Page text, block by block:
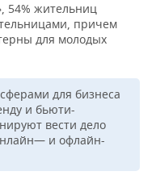
54% жительниц
причем
для молодых
для бизнеса
и бьюти-
вести дело
и офлайн-